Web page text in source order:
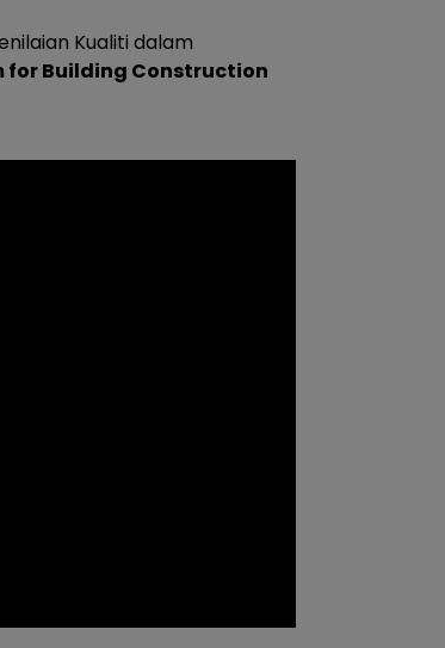
Kualiti dalam
for Building Construction